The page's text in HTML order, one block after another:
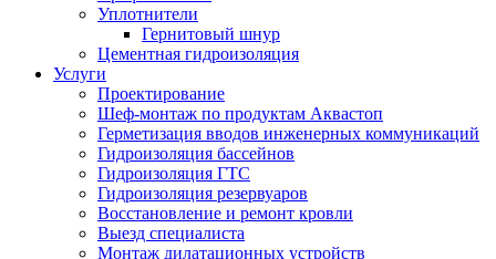
Уплотнители
Гернитовый шнур
Цементная гидроизоляция
Услуги
Проектирование
Шеф-монтаж по продуктам Аквастоп
Герметизация вводов инженерных коммуникаций
Гидроизоляция бассейнов
Гидроизоляция ГТС
Гидроизоляция резервуаров
Восстановление и ремонт кровли
Выезд специалиста
Монтаж дилатационных устройств